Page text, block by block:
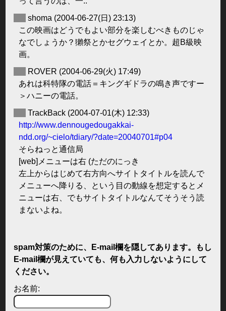
shoma (2004-06-27(日) 23:13)
この映画はどうでもよい部分を楽しむべきものじゃ
なでしょうか？獺祭とかセグウェイとか。超B級映
画。
ROVER (2004-06-29(火) 17:49)
あれは科特隊の電話＝キングギドラの鳴き声ですー
＞ハニーの電話。
TrackBack (2004-07-01(木) 12:33)
http://www.dennougedougakkai-
ndd.org/~cielo/tdiary/?date=20040701#p04
そらねっと通信局
[web]メニューは右 (ただのにっき
左上からはじめて右方向へサイトタイトルを読んで
メニューへ降りる、という目の動線を想定するとメ
ニューは右、でもサイトタイトルなんてそうそう読
まないよね。
spam対策のために、E-mail欄を隠してあります。もし
E-mail欄が見えていても、何も入力しないようにして
ください。
お名前: